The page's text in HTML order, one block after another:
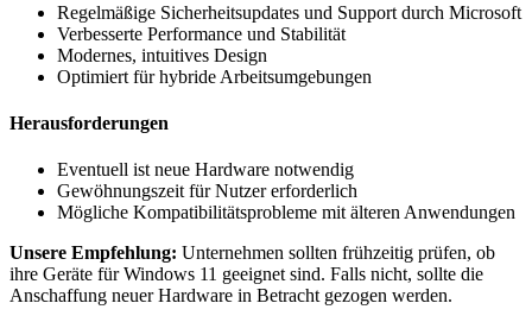
Regelmäßige Sicherheitsupdates und Support durch Microsoft
Verbesserte Performance und Stabilität
Modernes, intuitives Design
Optimiert für hybride Arbeitsumgebungen
Herausforderungen
Eventuell ist neue Hardware notwendig
Gewöhnungszeit für Nutzer erforderlich
Mögliche Kompatibilitätsprobleme mit älteren Anwendungen
Unsere Empfehlung: Unternehmen sollten frühzeitig prüfen, ob
ihre Geräte für Windows 11 geeignet sind. Falls nicht, sollte die
Anschaffung neuer Hardware in Betracht gezogen werden.